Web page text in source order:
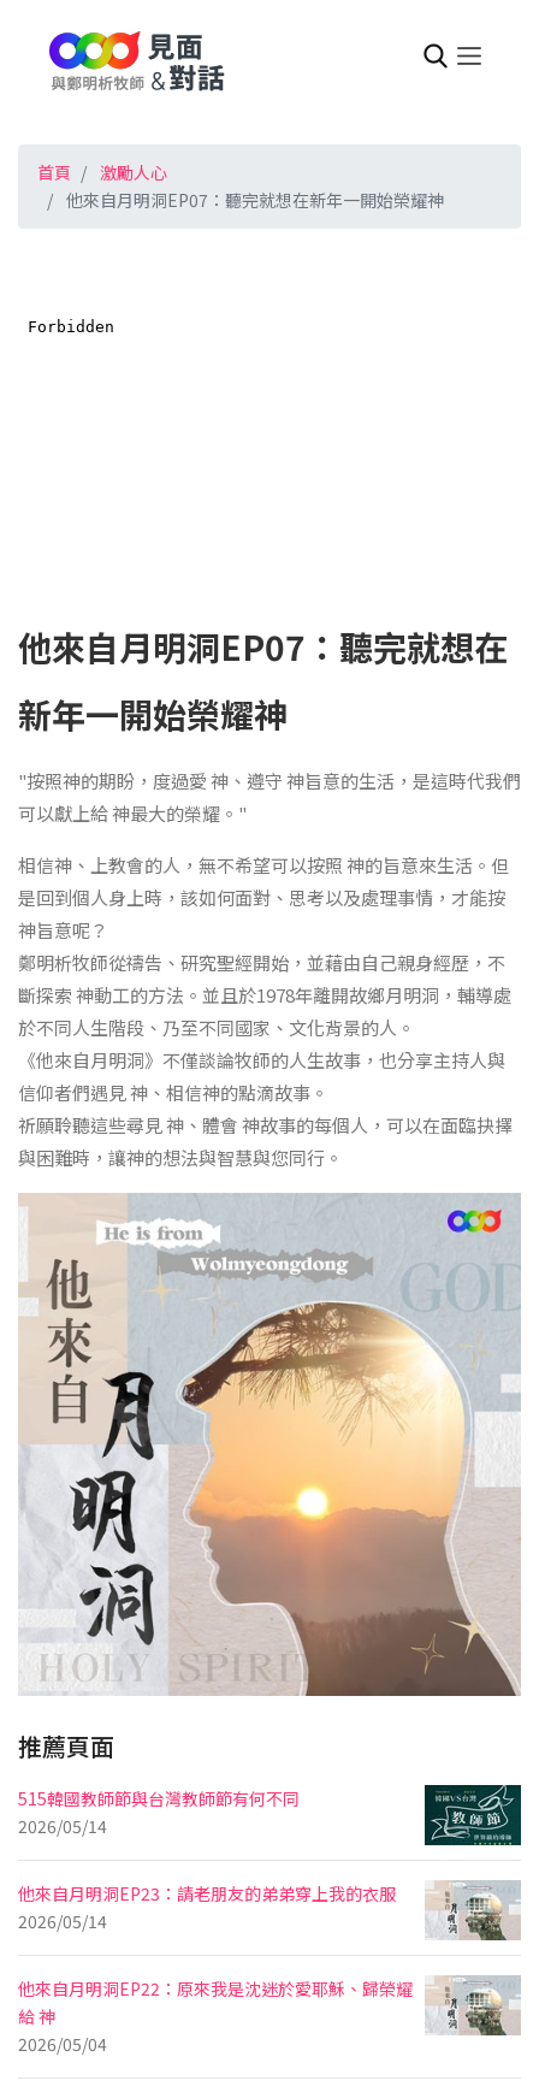
首頁
激勵人心
他來自月明洞EP07：聽完就想在新年一開始榮耀神
他來自月明洞EP07：聽完就想在
新年一開始榮耀神
"按照神的期盼，度過愛 神、遵守 神旨意的生活，是這時代我們
可以獻上給 神最大的榮耀。"
相信神、上教會的人，無不希望可以按照 神的旨意來生活。但
是回到個人身上時，該如何面對、思考以及處理事情，才能按
神旨意呢？
鄭明析牧師從禱告、研究聖經開始，並藉由自己親身經歷，不
斷探索 神動工的方法。並且於1978年離開故鄉月明洞，輔導處
於不同人生階段、乃至不同國家、文化背景的人。
《他來自月明洞》不僅談論牧師的人生故事，也分享主持人與
信仰者們遇見 神、相信神的點滴故事。
祈願聆聽這些尋見 神、體會 神故事的每個人，可以在面臨抉擇
與困難時，讓神的想法與智慧與您同行。
推薦頁面
515韓國教師節與台灣教師節有何不同
2026/05/14
他來自月明洞EP23：請老朋友的弟弟穿上我的衣服
2026/05/14
他來自月明洞EP22：原來我是沈迷於愛耶穌、歸榮耀
給 神
2026/05/04